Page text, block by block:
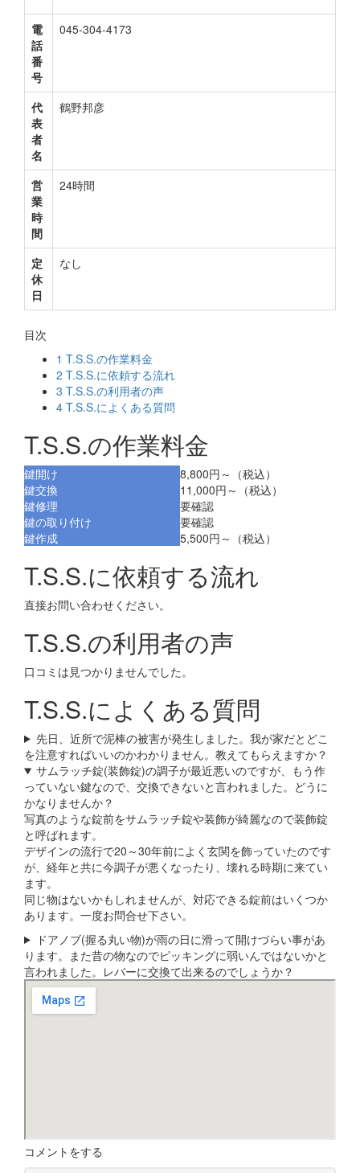
電
話
番
号
045-304-4173
代
表
者
名
鶴野邦彦
営
業
時
間
24時間
定
休
日
なし
目次
1 T.S.S.の作業料金
2 T.S.S.に依頼する流れ
3 T.S.S.の利用者の声
4 T.S.S.によくある質問
T.S.S.の作業料金
鍵開け
8,800円～（税込）
鍵交換
11,000円～（税込）
鍵修理
要確認
鍵の取り付け
要確認
鍵作成
5,500円～（税込）
T.S.S.に依頼する流れ
直接お問い合わせください。
T.S.S.の利用者の声
口コミは見つかりませんでした。
T.S.S.によくある質問
先日、近所で泥棒の被害が発生しました。我が家だとどこ
を注意すればいいのかわかりません。教えてもらえますか？
サムラッチ錠(装飾錠)の調子が最近悪いのですが、もう作
っていない鍵なので、交換できないと言われました。どうに
かなりませんか？
写真のような錠前をサムラッチ錠や装飾が綺麗なので装飾錠
と呼ばれます。
デザインの流行で20～30年前によく玄関を飾っていたのです
が、経年と共に今調子が悪くなったり、壊れる時期に来てい
ます。
同じ物はないかもしれませんが、対応できる錠前はいくつか
あります。一度お問合せ下さい。
ドアノブ(握る丸い物)が雨の日に滑って開けづらい事があ
ります。また昔の物なのでピッキングに弱いんではないかと
言われました。レバーに交換て出来るのでしょうか？
コメントをする